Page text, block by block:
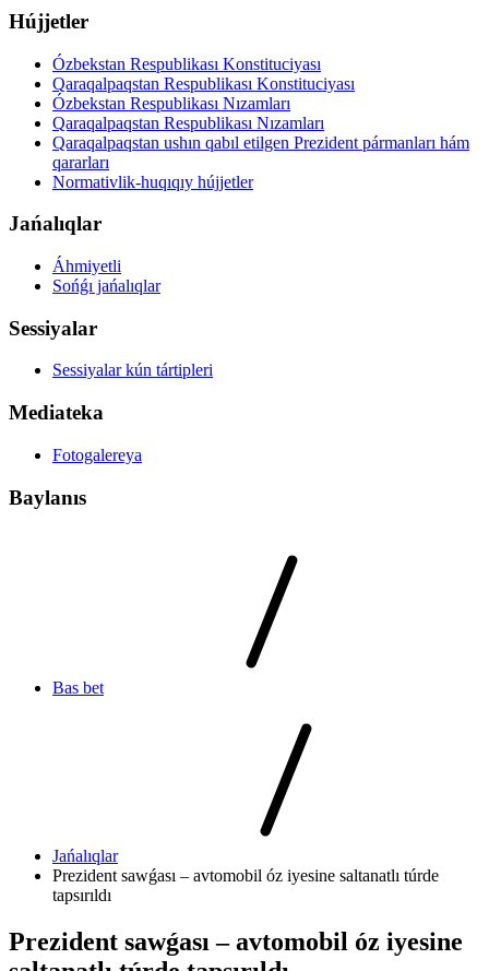
Hújjetler
Ózbekstan Respublikası Konstituciyası
Qaraqalpaqstan Respublikası Konstituciyası
Ózbekstan Respublikası Nızamları
Qaraqalpaqstan Respublikası Nızamları
Qaraqalpaqstan ushın qabıl etilgen Prezident pármanları hám
qararları
Normativlik-huqıqıy hújjetler
Jańalıqlar
Áhmiyetli
Sońǵı jańalıqlar
Sessiyalar
Sessiyalar kún tártipleri
Mediateka
Fotogalereya
Baylanıs
Bas bet
Jańalıqlar
Prezident sawǵası – avtomobil óz iyesine saltanatlı túrde
tapsırıldı
Prezident sawǵası – avtomobil óz iyesine